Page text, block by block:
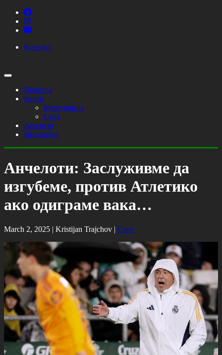
Контакт
Почетна
Вести
Македонија
Свет
Анализи
Интервјуа
Анчелоти: Заслуживме да
изгубеме, против Атлетико
ако одиграме вака…
March 2, 2025 | Kristijan Trajchov | Свет